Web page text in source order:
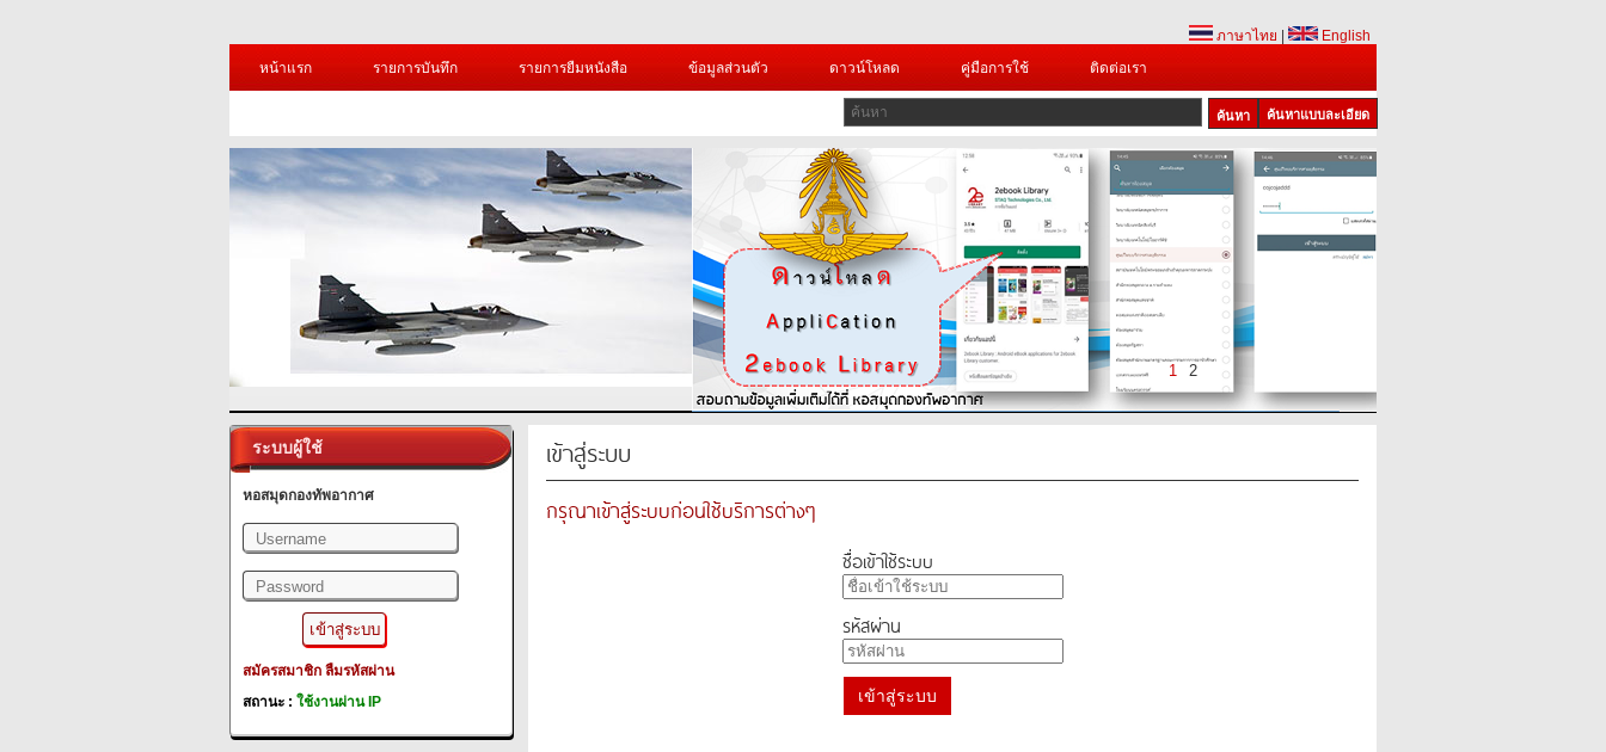
ภาษาไทย
English
หน้าแรก
รายการบันทึก รายการยืมหนังสือ ข้อมูลส่วนตัว ดาวน์โหลด คู่มือการใช้ ติดต่อเรา
ค้นหาแบบละเอียด
1 2
ระบบผู้ใช้
หอสมุดกองทัพอากาศ
สมัครสมาชิก ลืมรหัสผ่าน
สถานะ : ใช้งานผ่าน IP
เข้าสู่ระบบ
กรุณาเข้าสู่ระบบก่อนใช้บริการต่างๆ
ชื่อเข้าใช้ระบบ
รหัสผ่าน